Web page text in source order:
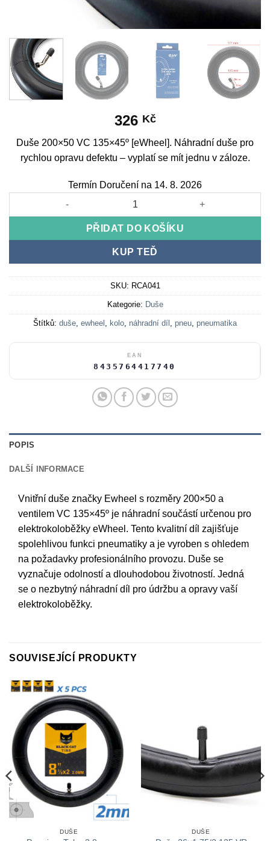
326 Kč
Duše 200×50 VC 135×45º [eWheel]. Náhradní duše pro
rychlou opravu defektu – vyplatí se mít jednu v záloze.
Termín Doručení na 14. 8. 2026
Innertube 200x50 VC 135x45º [eWheel] množství
PŘIDAT DO KOŠÍKU
KUP TEĎ
SKU: RCA041
Kategorie: Duše
Štítků: duše, ewheel , kolo, náhradní díl , pneu, pneumatika
EAN
8435764417740
POPIS
DALŠÍ INFORMACE
Vnitřní duše značky Ewheel s rozměry 200×50 a
ventilem VC 135×45º je náhradní součástí určenou pro
elektrokoloběžky eWheel. Tento kvalitní díl zajišťuje
spolehlivou funkci pneumatiky a je vyroben s ohledem
na požadavky profesionálního provozu. Duše se
vyznačuje odolností a dlouhodobou životností. Jedná
se o nezbytný náhradní díl pro údržbu a opravy vaší
elektrokoloběžky.
SOUVISEJÍCÍ PRODUKTY
DUŠE DUŠE